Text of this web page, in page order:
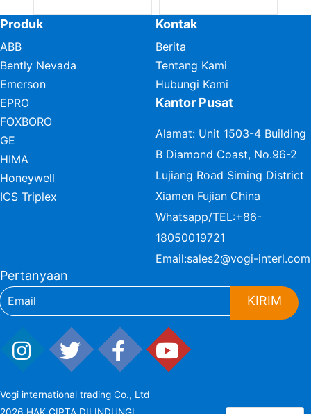
Produk
ABB
Bently Nevada
Emerson
EPRO
FOXBORO
GE
HIMA
Honeywell
ICS Triplex
Kontak
Berita
Tentang Kami
Hubungi Kami
Kantor Pusat
Alamat: Unit 1503-4 Building
B Diamond Coast, No.96-2
Lujiang Road Siming District
Xiamen Fujian China
Whatsapp/TEL:+86-
18050019721
Email:sales2@vogi-interl.com
Pertanyaan
KIRIM
Vogi international trading Co., Ltd